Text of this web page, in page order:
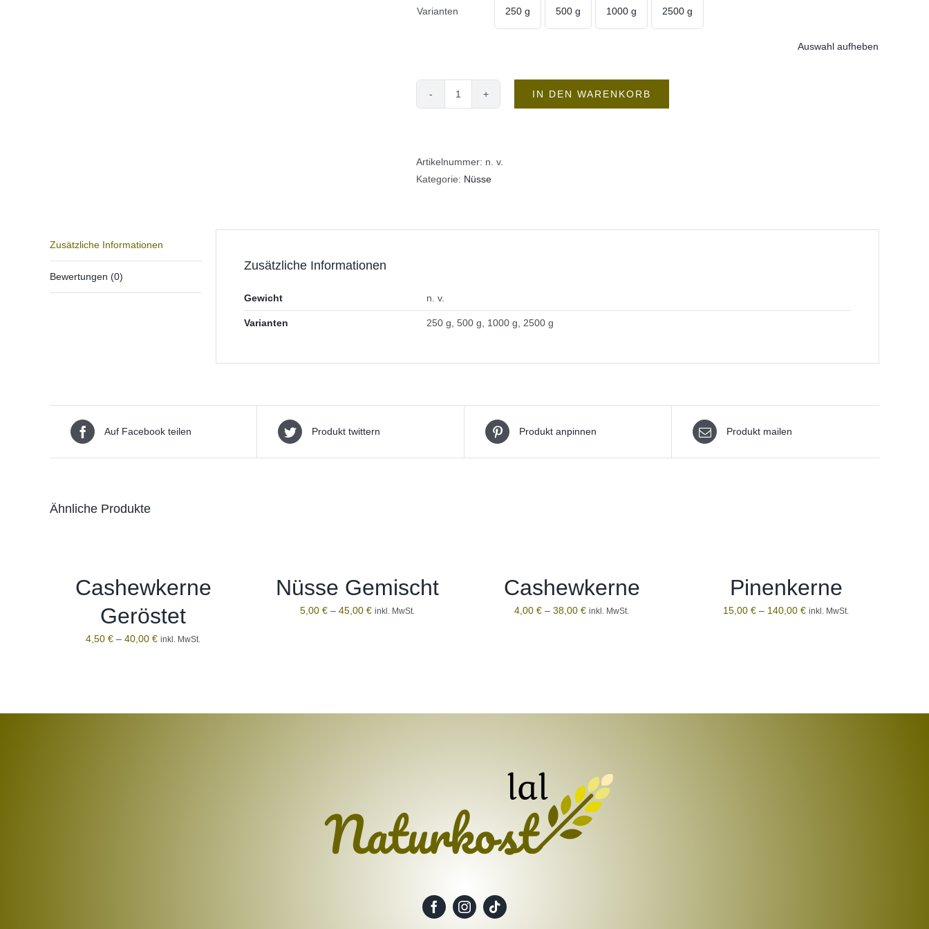
Varianten 250 g 500 g 1000 g 2500 g
Auswahl aufheben
Wasabi
IN DEN WARENKORB
Artikelnummer: n. v.
Kategorie: Nüsse
Zusätzliche Informationen
Bewertungen (0)
Zusätzliche Informationen
Gewicht n. v.
Varianten 250 g, 500 g, 1000 g, 2500 g
Auf Facebook teilen Produkt twittern Produkt anpinnen Produkt mailen
Ähnliche Produkte
Cashewkerne
Geröstet
4,50 € – 40,00 € inkl. MwSt.
Nüsse Gemischt
5,00 € – 45,00 € inkl. MwSt.
Cashewkerne
4,00 € – 38,00 € inkl. MwSt.
Pinenkerne
15,00 € – 140,00 € inkl. MwSt.